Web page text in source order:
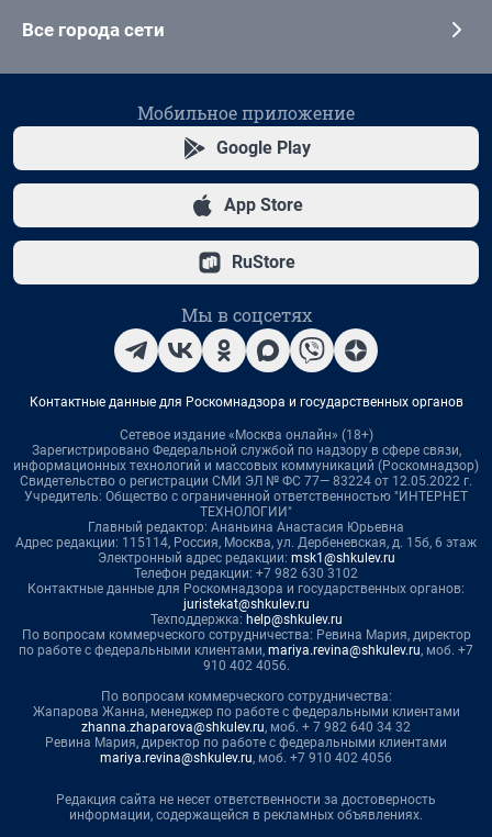
Все города сети
Мобильное приложение
Google Play
App Store
RuStore
Мы в соцсетях
Контактные данные для Роскомнадзора и государственных органов
Сетевое издание «Москва онлайн» (18+)
Зарегистрировано Федеральной службой по надзору в сфере связи,
информационных технологий и массовых коммуникаций (Роскомнадзор)
Свидетельство о регистрации СМИ ЭЛ № ФС 77— 83224 от 12.05.2022 г.
Учредитель: Общество с ограниченной ответственностью "ИНТЕРНЕТ
ТЕХНОЛОГИИ"
Главный редактор: Ананьина Анастасия Юрьевна
Адрес редакции: 115114, Россия, Москва, ул. Дербеневская, д. 15б, 6 этаж
Электронный адрес редакции: msk1@shkulev.ru
Телефон редакции: +7 982 630 3102
Контактные данные для Роскомнадзора и государственных органов:
juristekat@shkulev.ru
Техподдержка: help@shkulev.ru
По вопросам коммерческого сотрудничества: Ревина Мария, директор
по работе с федеральными клиентами, mariya.revina@shkulev.ru, моб. +7
910 402 4056.
По вопросам коммерческого сотрудничества:
Жапарова Жанна, менеджер по работе с федеральными клиентами
zhanna.zhaparova@shkulev.ru, моб. + 7 982 640 34 32
Ревина Мария, директор по работе с федеральными клиентами
mariya.revina@shkulev.ru, моб. +7 910 402 4056
Редакция сайта не несет ответственности за достоверность
информации, содержащейся в рекламных объявлениях.